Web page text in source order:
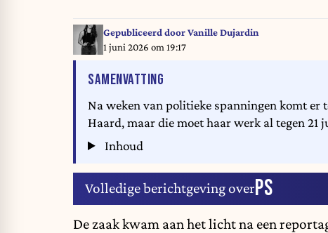
Gepubliceerd doorVanille Dujardin
1 juni 2026 om 19:17
SAMENVATTING
Na weken van politieke spanningen komt er
Haard, maar die moet haar werk al tegen 21
Inhoud
Volledige berichtgeving overPS
De zaak kwam aan het licht na een